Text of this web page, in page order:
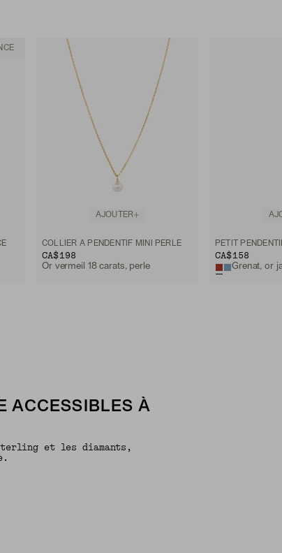
AJOUTER
COLLIER À PENDENTIF MINI PERLE
CA$198
Or vermeil 18 carats, perle
PETIT
CA$158
Grenat, or
ACCESSIBLES À
et les diamants,